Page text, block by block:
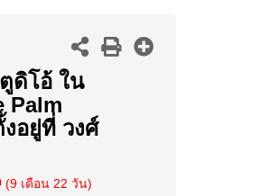
ดิโอ้ ใน
Palm
อยู่ที่ วงศ์
(9 เดือน 22 วัน)